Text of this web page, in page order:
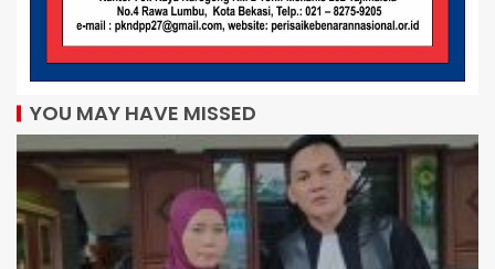
YOU MAY HAVE MISSED